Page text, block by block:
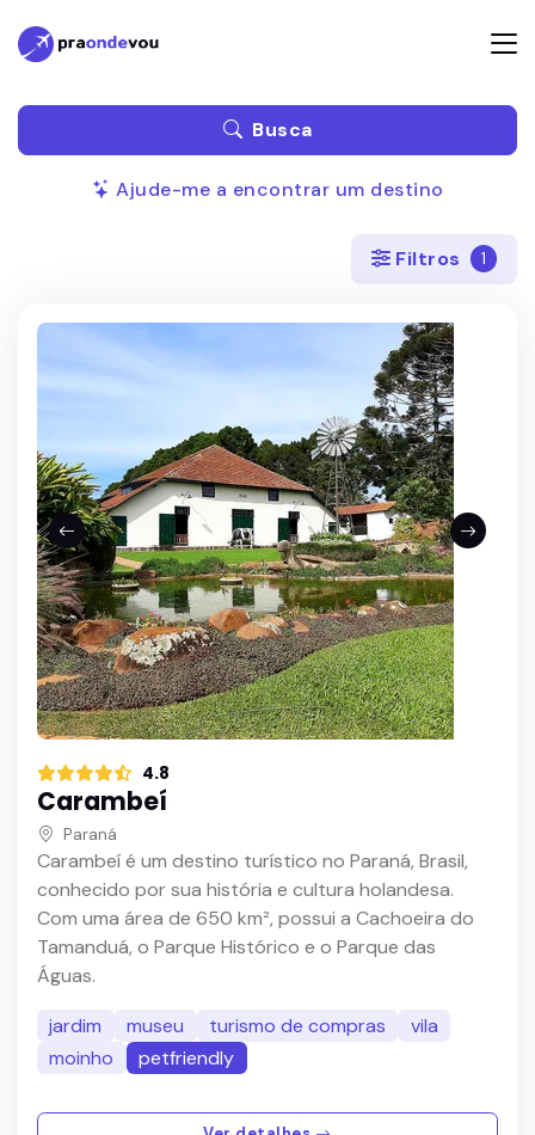
Busca
Ajude-me a encontrar um destino
Filtros 1
4.8
Carambeí
Paraná
Carambeí é um destino turístico no Paraná, Brasil,
conhecido por sua história e cultura holandesa.
Com uma área de 650 km², possui a Cachoeira do
Tamanduá, o Parque Histórico e o Parque das
Águas.
jardim
museu turismo de compras
vila
moinho
petfriendly